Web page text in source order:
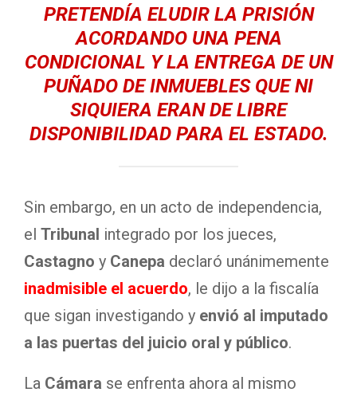
PRETENDÍA ELUDIR LA PRISIÓN
ACORDANDO UNA PENA
CONDICIONAL Y LA ENTREGA DE UN
PUÑADO DE INMUEBLES QUE NI
SIQUIERA ERAN DE LIBRE
DISPONIBILIDAD PARA EL ESTADO.
Sin embargo, en un acto de independencia,
el Tribunal integrado por los jueces,
Castagno y Canepa declaró unánimemente
inadmisible el acuerdo, le dijo a la fiscalía
que sigan investigando y envió al imputado
a las puertas del juicio oral y público.
La Cámara se enfrenta ahora al mismo